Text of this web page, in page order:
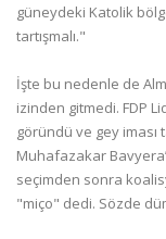
güneydeki Katolik
tartışmalı."
İşte bu nedenle de
izinden gitmedi. FDP
göründü ve gey
Muhafazakar
seçimden sonra
"miço" dedi. Sözde